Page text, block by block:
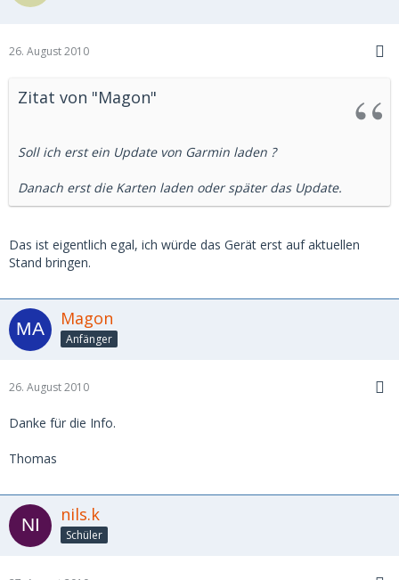
26. August 2010
Zitat von "Magon"
Soll ich erst ein Update von Garmin laden ?
Danach erst die Karten laden oder später das Update.
Das ist eigentlich egal, ich würde das Gerät erst auf aktuellen
Stand bringen.
Magon
Anfänger
26. August 2010
Danke für die Info.
Thomas
nils.k
Schüler